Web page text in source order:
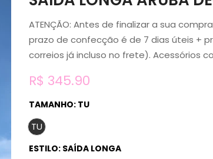
ATENÇÃO: Antes de finalizar a sua
prazo de confecção é de 7 dias úteis +
correios já incluso no frete). Acessórios
R$ 345.90
TAMANHO: TU
TU
ESTILO: SAÍDA LONGA